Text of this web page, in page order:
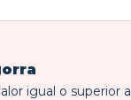
igual o superior a